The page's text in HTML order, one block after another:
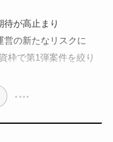
待が高止まり
営の新たなリスクに
枠で第1弾案件を絞り